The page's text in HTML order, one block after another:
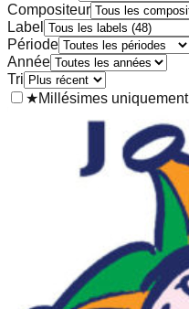
Compositeur
Label
Période
Année
Tri
★Millésimes uniquement